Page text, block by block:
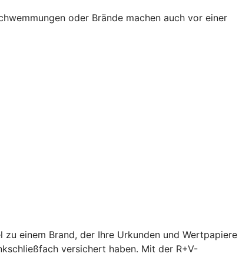
oder Brände machen auch vor einer
einem Brand, der Ihre Urkunden und Wertpapiere
versichert haben. Mit der R+V-